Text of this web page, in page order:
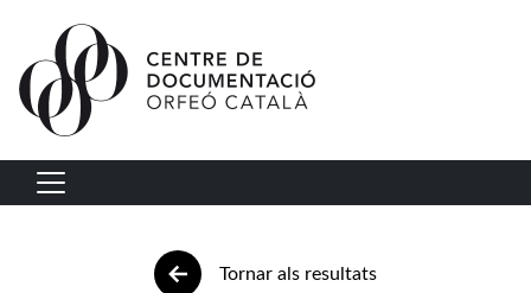
Vés al contingut
Navegació principal
Tornar als resultats